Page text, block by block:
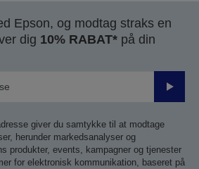
Epson, og modtag straks en
dig 10% RABAT* på din
Send
giver du samtykke til at modtage
herunder markedsanalyser og
produkter, events, kampagner og tjenester
for elektronisk kommunikation, baseret på